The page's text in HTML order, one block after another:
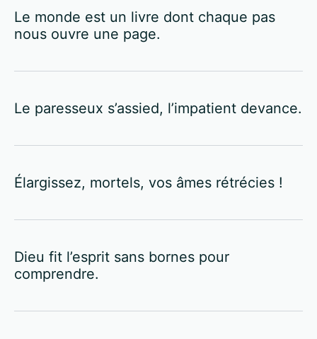
Le monde est un livre dont chaque pas
nous ouvre une page.
Le paresseux s’assied, l’impatient devance.
Élargissez, mortels, vos âmes rétrécies !
Dieu fit l’esprit sans bornes pour
comprendre.